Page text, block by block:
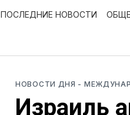
ПОСЛЕДНИЕ НОВОСТИ
НОВОСТИ ДНЯ -
Израиль